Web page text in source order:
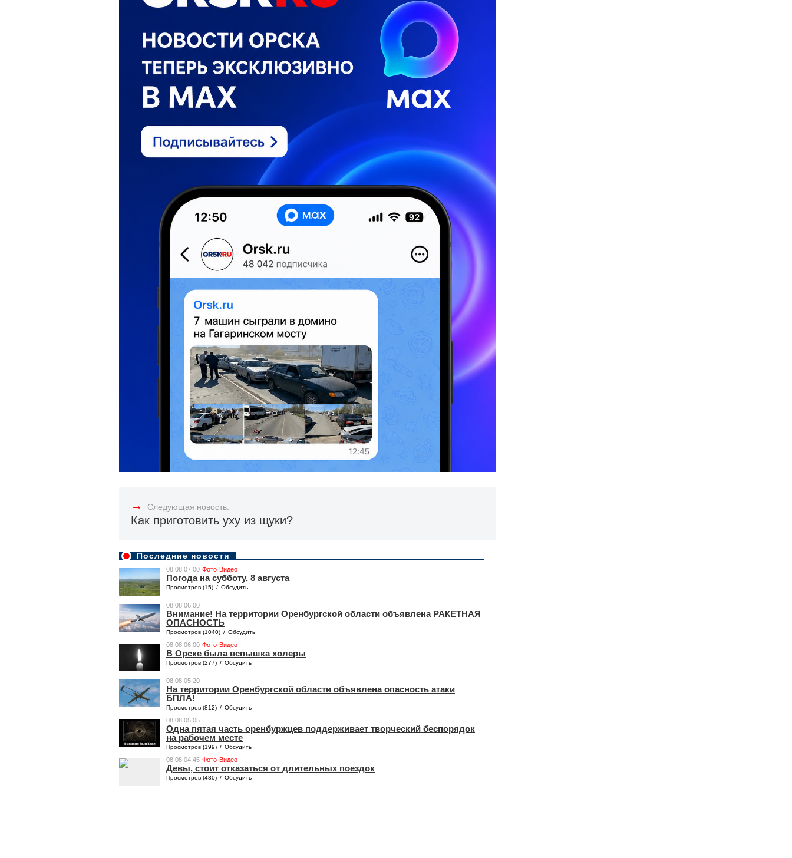
→ Следующая новость:
Как приготовить уху из щуки?
Последние новости
08.08 07:00 Фото Видео
Погода на субботу, 8 августа
Просмотров (15) / Обсудить
08.08 06:00
Внимание! На территории Оренбургской области объявлена РАКЕТНАЯ
ОПАСНОСТЬ
Просмотров (1040) / Обсудить
08.08 06:00 Фото Видео
​​​В Орске была вспышка холеры
Просмотров (277) / Обсудить
08.08 05:20
На территории Оренбургской области объявлена опасность атаки
БПЛА!
Просмотров (812) / Обсудить
08.08 05:05
Одна пятая часть оренбуржцев поддерживает творческий беспорядок
на рабочем месте
Просмотров (199) / Обсудить
08.08 04:45 Фото Видео
Девы, стоит отказаться от длительных поездок
Просмотров (480) / Обсудить